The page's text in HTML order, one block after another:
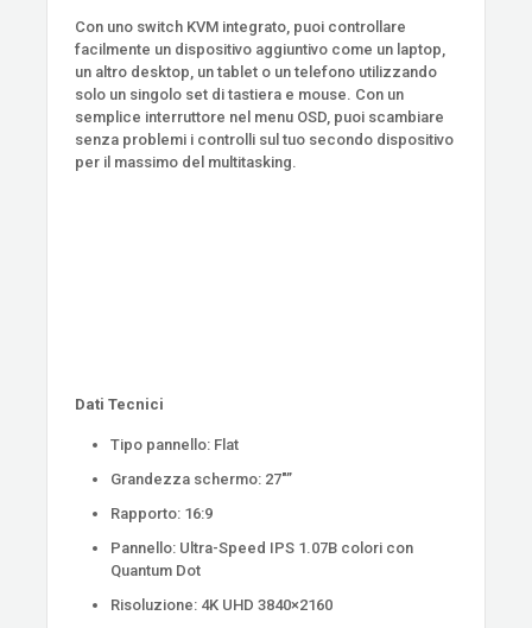
Con uno switch KVM integrato, puoi controllare
facilmente un dispositivo aggiuntivo come un laptop,
un altro desktop, un tablet o un telefono utilizzando
solo un singolo set di tastiera e mouse. Con un
semplice interruttore nel menu OSD, puoi scambiare
senza problemi i controlli sul tuo secondo dispositivo
per il massimo del multitasking.
Dati Tecnici
Tipo pannello: Flat
Grandezza schermo: 27″”
Rapporto: 16:9
Pannello: Ultra-Speed IPS 1.07B colori con
Quantum Dot
Risoluzione: 4K UHD 3840×2160